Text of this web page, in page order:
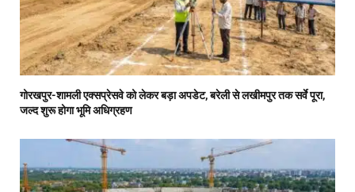
गोरखपुर-शामली एक्सप्रेसवे को लेकर बड़ा अपडेट, बरेली से लखीमपुर तक सर्वे पूरा,
जल्द शुरू होगा भूमि अधिग्रहण